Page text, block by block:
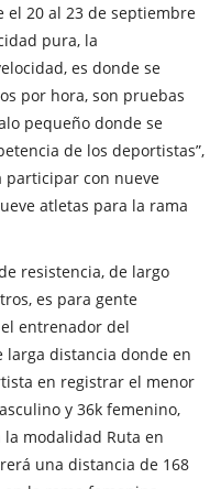
el 20 al 23 de septiembre
pura, la
es donde se
por hora, son pruebas
pequeño donde se
de los deportistas”,
participar con nueve
atletas para la rama
resistencia, de largo
es para gente
entrenador del
larga distancia donde en
en registrar el menor
y 36k femenino,
modalidad Ruta en
una distancia de 168